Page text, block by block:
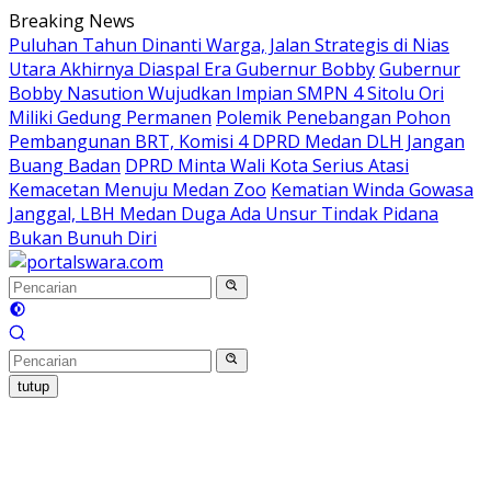
Langsung
ke
konten
Breaking News
Puluhan Tahun Dinanti Warga, Jalan Strategis di Nias
Utara Akhirnya Diaspal Era Gubernur BobbyGubernur
Bobby Nasution Wujudkan Impian SMPN 4 Sitolu Ori
Miliki Gedung Permanen Polemik Penebangan Pohon
Pembangunan BRT, Komisi 4 DPRD Medan DLH Jangan
Buang Badan DPRD Minta Wali Kota Serius Atasi
Kemacetan Menuju Medan Zoo Kematian Winda Gowasa
Janggal, LBH Medan Duga Ada Unsur Tindak Pidana
Bukan Bunuh Diri
tutup